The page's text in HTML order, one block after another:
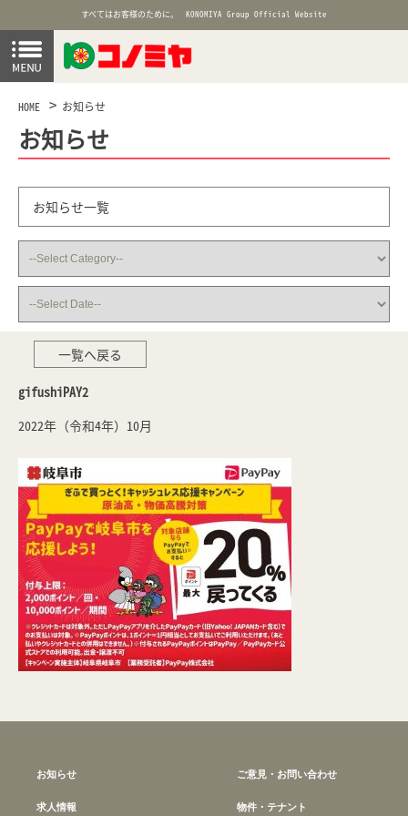
すべてはお客様のために。 KONOMIYA Group Official Website
HOME お知らせ
お知らせ
お知らせ一覧
一覧へ戻る
gifushiPAY2
2022年（令和4年）10月
お知らせ
求人情報
ご意見・お問い合わせ
物件・テナント